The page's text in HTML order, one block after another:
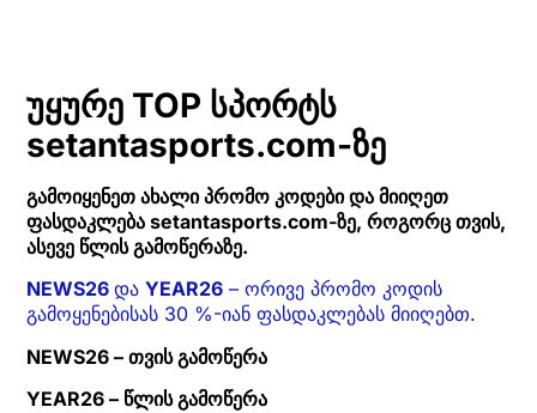
უყურე TOP სპორტს
setantasports.com-ზე
გამოიყენეთ ახალი პრომო კოდები და მიიღეთ
ფასდაკლება setantasports.com-ზე, როგორც თვის,
ასევე წლის გამოწერაზე.
NEWS26 და YEAR26 – ორივე პრომო კოდის
გამოყენებისას 30 %-იან ფასდაკლებას მიიღებთ.
NEWS26 – თვის გამოწერა
YEAR26 – წლის გამოწერა